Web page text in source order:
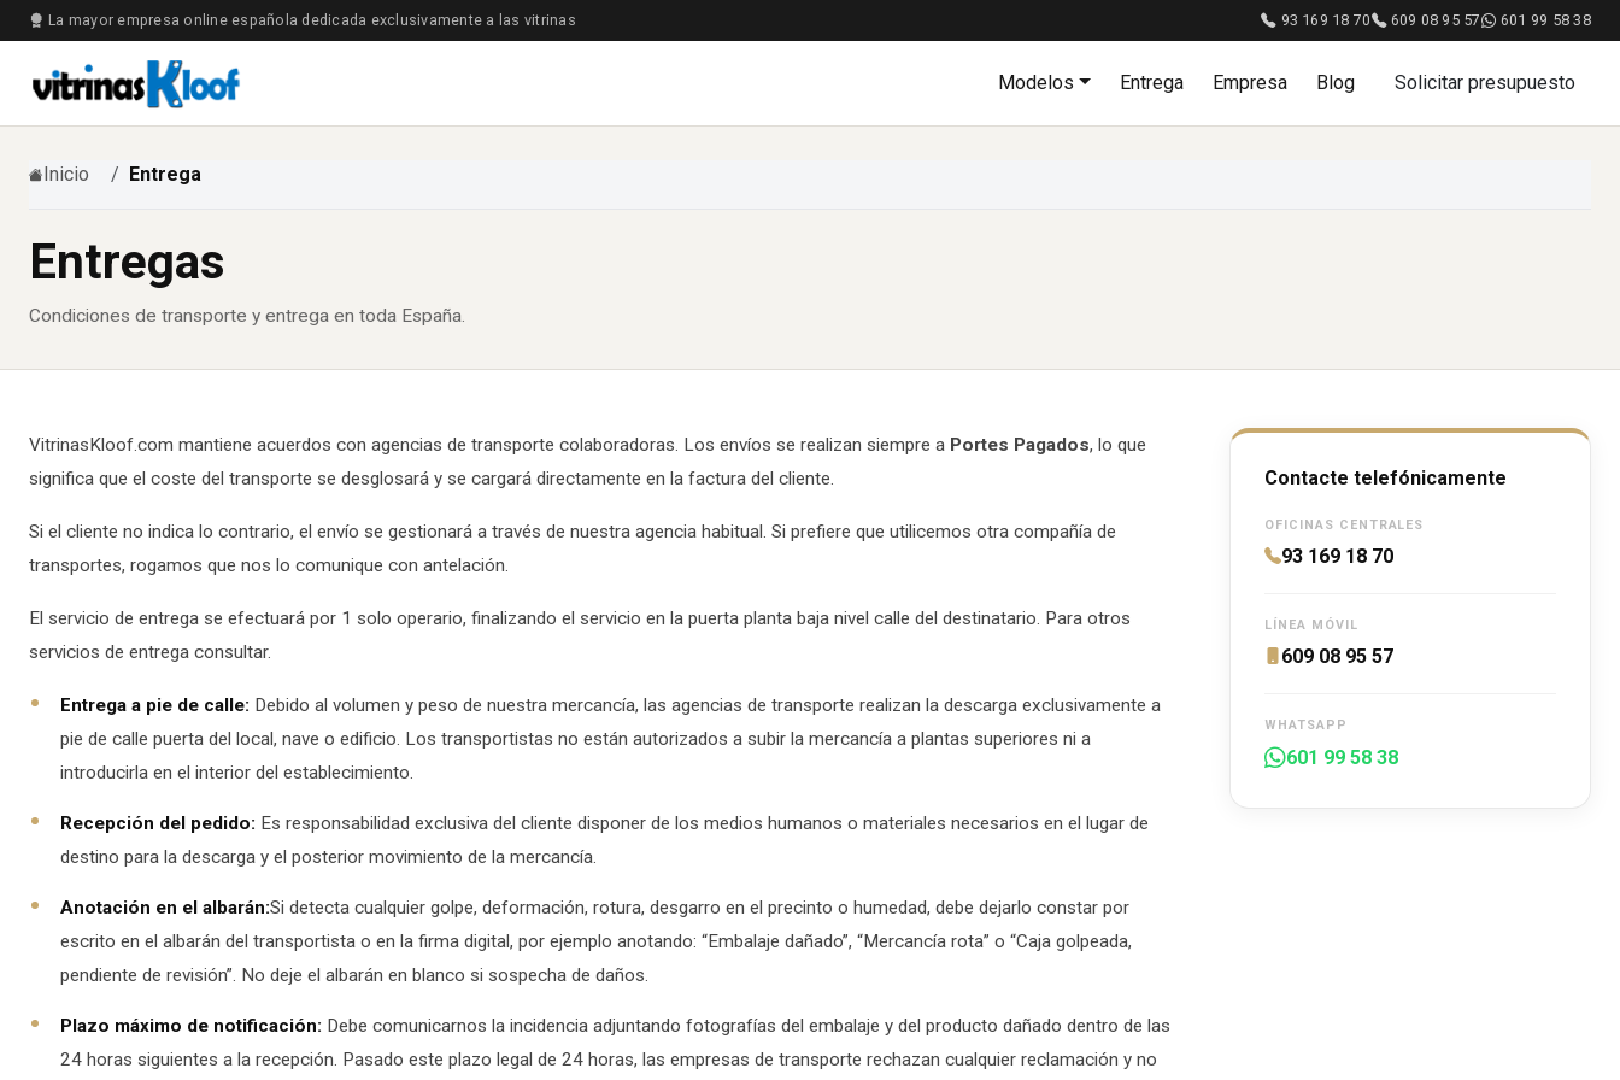
La mayor empresa online española dedicada exclusivamente a las vitrinas 93 169 18 70 609 08 95 57 601 99 58 38
Modelos Entrega Empresa Blog Solicitar presupuesto
Inicio Entrega
Entregas
Condiciones de transporte y entrega en toda España.
VitrinasKloof.com mantiene acuerdos con agencias de transporte colaboradoras. Los envíos se realizan siempre a Portes Pagados, lo que
significa que el coste del transporte se desglosará y se cargará directamente en la factura del cliente.
Si el cliente no indica lo contrario, el envío se gestionará a través de nuestra agencia habitual. Si prefiere que utilicemos otra compañía de
transportes, rogamos que nos lo comunique con antelación.
El servicio de entrega se efectuará por 1 solo operario, finalizando el servicio en la puerta planta baja nivel calle del destinatario. Para otros
servicios de entrega consultar.
Entrega a pie de calle: Debido al volumen y peso de nuestra mercancía, las agencias de transporte realizan la descarga exclusivamente a
pie de calle puerta del local, nave o edificio. Los transportistas no están autorizados a subir la mercancía a plantas superiores ni a
introducirla en el interior del establecimiento.
Recepción del pedido: Es responsabilidad exclusiva del cliente disponer de los medios humanos o materiales necesarios en el lugar de
destino para la descarga y el posterior movimiento de la mercancía.
Anotación en el albarán:Si detecta cualquier golpe, deformación, rotura, desgarro en el precinto o humedad, debe dejarlo constar por
escrito en el albarán del transportista o en la firma digital, por ejemplo anotando: “Embalaje dañado”, “Mercancía rota” o “Caja golpeada,
pendiente de revisión”. No deje el albarán en blanco si sospecha de daños.
Plazo máximo de notificación: Debe comunicarnos la incidencia adjuntando fotografías del embalaje y del producto dañado dentro de las
24 horas siguientes a la recepción. Pasado este plazo legal de 24 horas, las empresas de transporte rechazan cualquier reclamación y no
Contacte telefónicamente
OFICINAS CENTRALES
93 169 18 70
LÍNEA MÓVIL
609 08 95 57
WHATSAPP
601 99 58 38